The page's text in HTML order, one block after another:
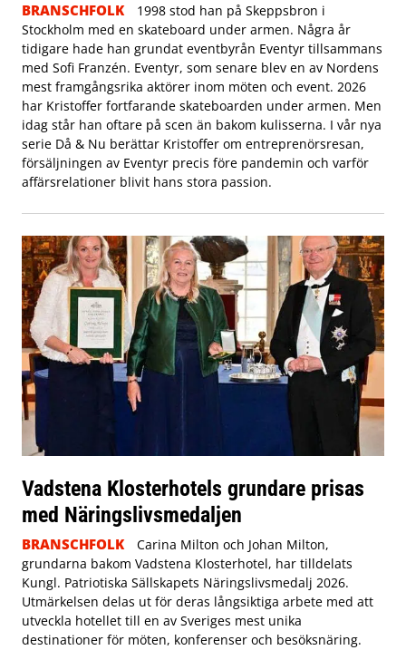
BRANSCHFOLK
1998 stod han på Skeppsbron i
Stockholm med en skateboard under armen. Några år
tidigare hade han grundat eventbyrån Eventyr tillsammans
med Sofi Franzén. Eventyr, som senare blev en av Nordens
mest framgångsrika aktörer inom möten och event. 2026
har Kristoffer fortfarande skateboarden under armen. Men
idag står han oftare på scen än bakom kulisserna. I vår nya
serie Då & Nu berättar Kristoffer om entreprenörsresan,
försäljningen av Eventyr precis före pandemin och varför
affärsrelationer blivit hans stora passion.
Vadstena Klosterhotels grundare prisas
med Näringslivsmedaljen
BRANSCHFOLK
Carina Milton och Johan Milton,
grundarna bakom Vadstena Klosterhotel, har tilldelats
Kungl. Patriotiska Sällskapets Näringslivsmedalj 2026.
Utmärkelsen delas ut för deras långsiktiga arbete med att
utveckla hotellet till en av Sveriges mest unika
destinationer för möten, konferenser och besöksnäring.